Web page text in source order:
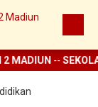
2 MADIUN--